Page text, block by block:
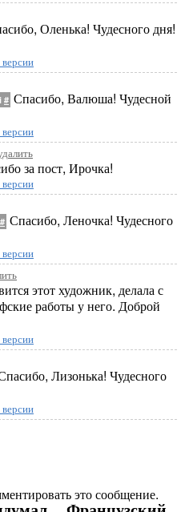
Оленька! Чудесного дня!
# Спасибо, Валюша! Чудесной
за пост, Ирочка!
# Спасибо, Леночка! Чудесного
этот художник, делала с
работы у него. Доброй
Лизонька! Чудесного
это сообщение.